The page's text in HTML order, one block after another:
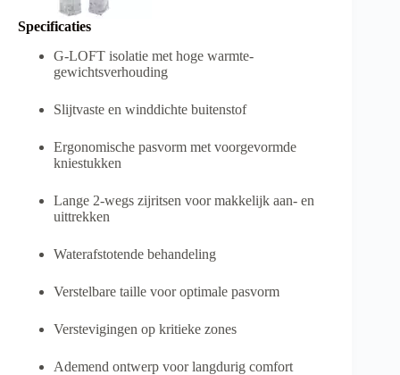
Specificaties
G-LOFT isolatie met hoge warmte-
gewichtsverhouding
Slijtvaste en winddichte buitenstof
Ergonomische pasvorm met voorgevormde
kniestukken
Lange 2-wegs zijritsen voor makkelijk aan- en
uittrekken
Waterafstotende behandeling
Verstelbare taille voor optimale pasvorm
Verstevigingen op kritieke zones
Ademend ontwerp voor langdurig comfort